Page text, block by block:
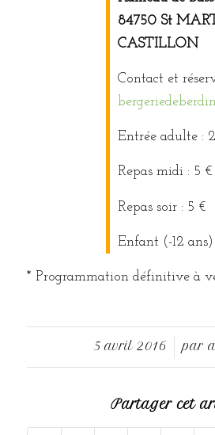
84750 St
CASTILLON
Contact et
Entrée adulte :
Repas midi : 5 €
Repas soir : 5 €
Enfant (-12
* Programmation définitive à
5 avril 2016
/ par
Partager cet